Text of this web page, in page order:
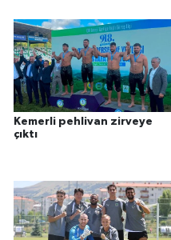
Kemerli pehlivan zirveye
çıktı